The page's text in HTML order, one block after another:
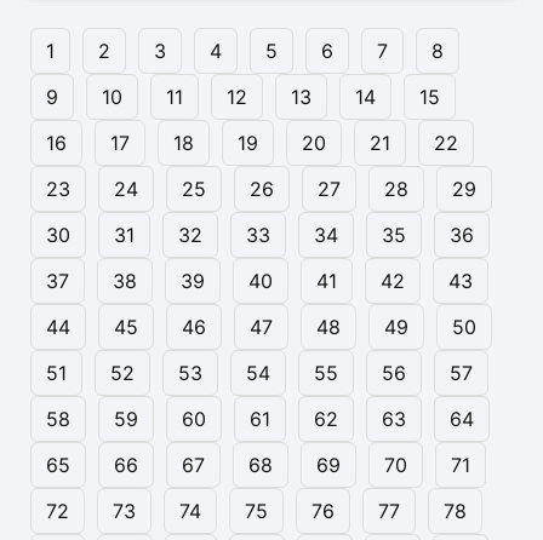
1 2 3 4 5 6 7
8
9
10 11 12 13 14
15
16
17 18 19 20 21
22
23
24 25 26 27 28
29
30
31 32 33 34 35
36
37
38 39 40 41 42
43
44
45 46 47 48 49
50
51
52 53 54 55 56
57
58
59 60 61 62 63
64
65
66 67 68 69 70
71
72
73 74 75 76 77 78